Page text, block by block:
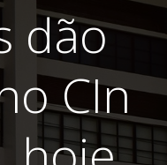
dão
CIn